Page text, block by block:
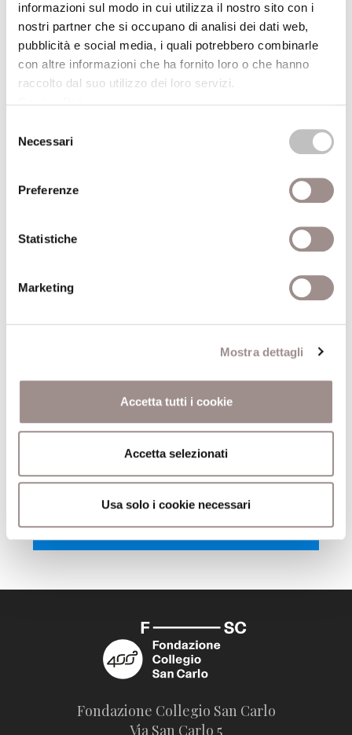
informazioni sul modo in cui utilizza il nostro sito con i
nostri partner che si occupano di analisi dei dati web,
pubblicità e social media, i quali potrebbero combinarle
con altre informazioni che ha fornito loro o che hanno
raccolto dal suo utilizzo dei loro servizi.
delNecessari
Preferenze
Statistiche
Marketing
Mostra dettagli
Accetta tutti i cookie
Accetta selezionati
Usa solo i cookie necessari
bottiga del costato”.
Dati aggiuntivi
Anno
Professore di Missiologia
e Teologia del dialogo -
Firenze
Pagine
186
Editore Le Lettere
Trova il volume alla Biblioteca San Carlo
Fondazione Collegio San Carlo
Via San Carlo 5